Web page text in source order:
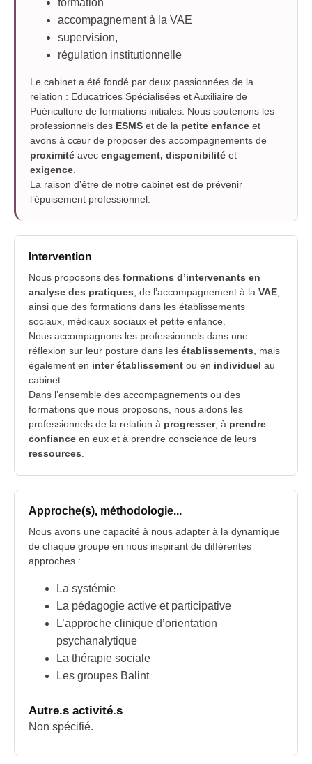
accompagnement à la VAE
supervision,
régulation institutionnelle
Le cabinet a été fondé par deux passionnées de la
relation : Educatrices Spécialisées et Auxiliaire de
Puériculture de formations initiales. Nous soutenons les
professionnels des ESMS et de la petite enfance et
avons à cœur de proposer des accompagnements de
proximité avec engagement, disponibilité et
exigence
La raison d’être de notre cabinet est de prévenir
l’épuisement professionnel.
Intervention
Nous proposons des formations d’intervenants en
analyse des pratiques , de l’accompagnement à la VAE
ainsi que des formations dans les établissements
sociaux, médicaux sociaux et petite enfance.
Nous accompagnons les professionnels dans une
réflexion sur leur posture dans les établissements , mais
également en inter établissement ou en individuel au
cabinet.
Dans l’ensemble des accompagnements ou des
formations que nous proposons, nous aidons les
professionnels de la relation à progresser, à prendre
confiance en eux et à prendre conscience de leurs
ressources
Approche(s), méthodologie...
Nous avons une capacité à nous adapter à la dynamique
de chaque groupe en nous inspirant de différentes
approches :
La systémie
La pédagogie active et participative
L’approche clinique d’orientation
psychanalytique
La thérapie sociale
Les groupes Balint
Autre.s activité.s
Non spécifié.